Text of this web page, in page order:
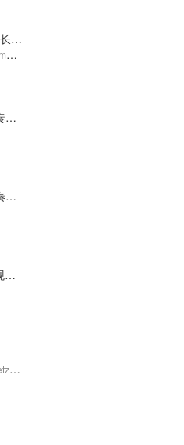
莫扎特 & 米斯利维切克 : 长笛协奏曲
Ana de la Vega,English Chamber Orchestra
门德尔松e小调小提琴协奏曲 Op.64 (Dolby Atmos)
门德尔松e小调小提琴协奏曲 Op.64
前田妃奈 & 久末航2026现场音乐会 (11.2MHz DSD)
Ars Antiqua Austria,Gunar Letzbor,Erich Traxler